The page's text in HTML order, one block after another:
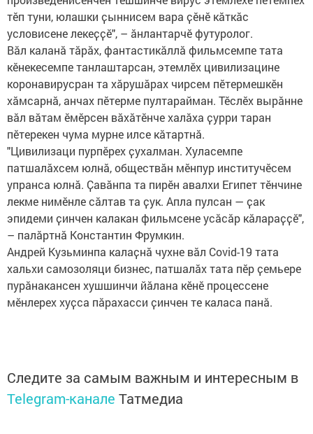
тӗп туни, юлашки ҫыннисем вара ҫӗнӗ кӑткӑс
условисене лекеҫҫӗ", – ӑнлантарчӗ футуролог.
Вӑл каланӑ тӑрӑх, фантастикӑллӑ фильмсемпе тата
кӗнекесемпе танлаштарсан, этемлӗх цивилизацине
коронавирусран та хӑрушӑрах чирсем пӗтермешкӗн
хӑмсарнӑ, анчах пӗтерме пултарайман. Тӗслӗх вырӑнне
вӑл вӑтам ӗмӗрсен вӑхӑтӗнче халӑха ҫурри таран
пӗтерекен чума мурне илсе кӑтартнӑ.
"Цивилизаци пурпӗрех ҫухалман. Хуласемпе
патшалӑхсем юлнӑ, обществӑн мӗнпур институчӗсем
упранса юлнӑ. Ҫавӑнпа та пирӗн авалхи Египет тӗнчине
лекме нимӗнле сӑлтав та ҫук. Апла пулсан — ҫак
эпидеми ҫинчен калакан фильмсене усӑсӑр кӑлараҫҫӗ",
– палӑртнӑ Константин Фрумкин.
Андрей Кузьминпа калаҫнӑ чухне вӑл Covid-19 тата
хальхи самозоляци бизнес, патшалӑх тата пӗр ҫемьере
пурӑнакансен хушшинчи йӑлана кӗнӗ процессене
мӗнлерех хуҫса пӑрахасси ҫинчен те каласа панӑ.
Следите за самым важным и интересным в
Telegram-канале Татмедиа